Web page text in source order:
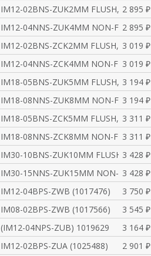
IM12-02BNS-ZUK2MM FLUSH, NPN,
2 895 ₽
IM12-04NNS-ZUK4MM NON-FLUSH, N
2 895 ₽
IM12-02BNS-ZCK2MM FLUSH, NPN,
3 019 ₽
IM12-04NNS-ZCK4MM NON-FLUSH, N
3 019 ₽
IM18-05BNS-ZUK5MM FLUSH, NPN,
3 194 ₽
IM18-08NNS-ZUK8MM NON-FLUSH, N
3 194 ₽
IM18-05BNS-ZCK5MM FLUSH, NPN,
3 311 ₽
IM18-08NNS-ZCK8MM NON-FLUSH, N
3 311 ₽
IM30-10BNS-ZUK10MM FLUSH, NPN,
3 428 ₽
IM30-15NNS-ZUK15MM NON-FLUSH,
3 428 ₽
IM12-04BPS-ZWB (1017476) 3 750 ₽
IM08-02BPS-ZWB (1017566) 3 545 ₽
(IM12-04NPS-ZUB) 1019629 3 164 ₽
IM12-02BPS-ZUA (1025488) 2 901 ₽